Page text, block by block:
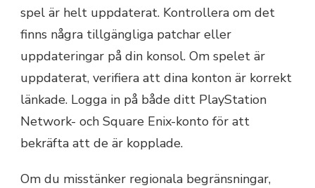
spel är helt uppdaterat. Kontrollera om det
finns några tillgängliga patchar eller
uppdateringar på din konsol. Om spelet är
uppdaterat, verifiera att dina konton är korrekt
länkade. Logga in på både ditt PlayStation
Network- och Square Enix-konto för att
bekräfta att de är kopplade.
Om du misstänker regionala begränsningar,